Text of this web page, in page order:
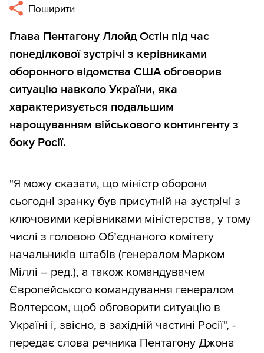
Поширити
Глава Пентагону Ллойд Остін під час
понеділкової зустрічі з керівниками
оборонного відомства США обговорив
ситуацію навколо України, яка
характеризується подальшим
нарощуванням військового контингенту з
боку Росії.
"Я можу сказати, що міністр оборони
сьогодні зранку був присутній на зустрічі з
ключовими керівниками міністерства, у тому
числі з головою Об’єднаного комітету
начальників штабів (генералом Марком
Міллі – ред.), а також командувачем
Європейського командування генералом
Волтерсом, щоб обговорити ситуацію в
Україні і, звісно, в західній частині Росії", -
передає слова речника Пентагону Джона